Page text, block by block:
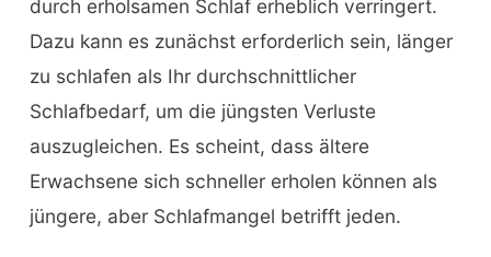
durch erholsamen Schlaf erheblich verringert.
Dazu kann es zunächst erforderlich sein, länger
zu schlafen als Ihr durchschnittlicher
Schlafbedarf, um die jüngsten Verluste
auszugleichen. Es scheint, dass ältere
Erwachsene sich schneller erholen können als
jüngere, aber Schlafmangel betrifft jeden.